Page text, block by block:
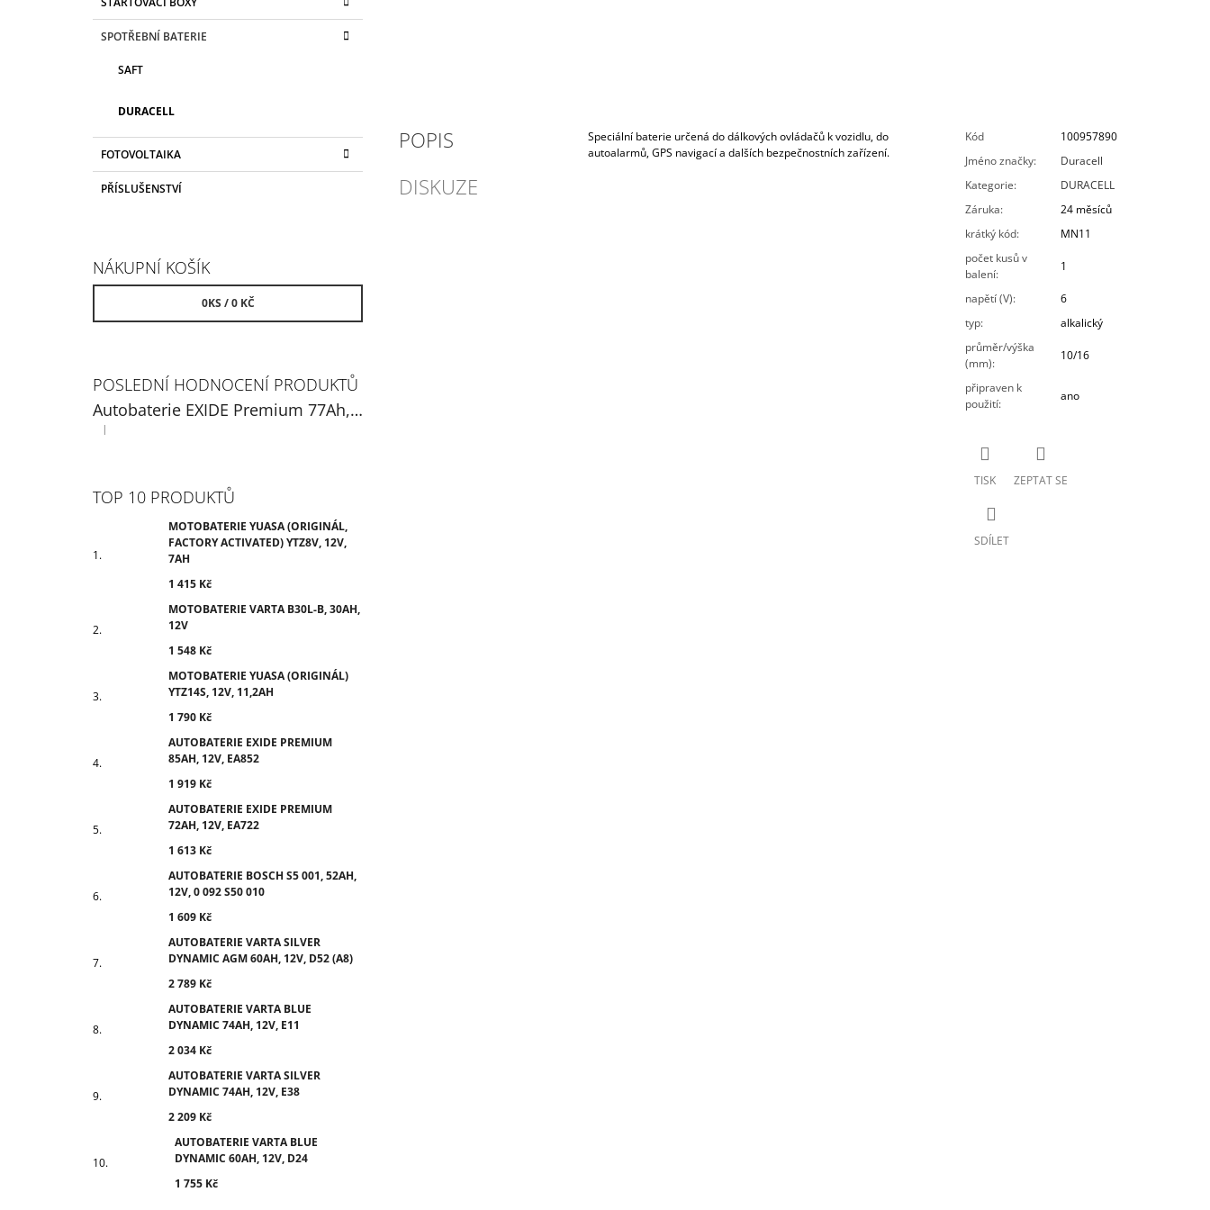
SPOTŘEBNÍ BATERIE
SAFT
DURACELL
FOTOVOLTAIKA
PŘÍSLUŠENSTVÍ
NÁKUPNÍ KOŠÍK
0KS /0 KČ
POSLEDNÍ HODNOCENÍ PRODUKTŮ
Autobaterie EXIDE Premium 77Ah, 12V, EA770
Hodnocení produktu je 5 z 5 hvězdiček.
|
TOP 10 PRODUKTŮ
MOTOBATERIE YUASA (ORIGINÁL,
FACTORY ACTIVATED) YTZ8V, 12V,
7AH
1 415 Kč
MOTOBATERIE VARTA B30L-B, 30AH,
12V
1 548 Kč
MOTOBATERIE YUASA (ORIGINÁL)
YTZ14S, 12V, 11,2AH
1 790 Kč
AUTOBATERIE EXIDE PREMIUM
85AH, 12V, EA852
1 919 Kč
AUTOBATERIE EXIDE PREMIUM
72AH, 12V, EA722
1 613 Kč
AUTOBATERIE BOSCH S5 001, 52AH,
12V, 0 092 S50 010
1 609 Kč
AUTOBATERIE VARTA SILVER
DYNAMIC AGM 60AH, 12V, D52 (A8)
2 789 Kč
AUTOBATERIE VARTA BLUE
DYNAMIC 74AH, 12V, E11
2 034 Kč
AUTOBATERIE VARTA SILVER
DYNAMIC 74AH, 12V, E38
2 209 Kč
AUTOBATERIE VARTA BLUE
DYNAMIC 60AH, 12V, D24
1 755 Kč
POPIS
DISKUZE
Speciální baterie určená do dálkových ovládačů k vozidlu, do
autoalarmů, GPS navigací a dalších bezpečnostních zařízení.
Kód
100957890
Jméno značky:
Duracell
Kategorie:
DURACELL
Záruka:
24 měsíců
krátký kód:
MN11
počet kusů v
balení:
1
napětí (V):
6
typ:
alkalický
průměr/výška
(mm):
10/16
připraven k
použití:
ano
TISK ZEPTAT SE
SDÍLET